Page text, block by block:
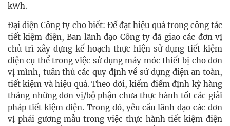
kWh.
Đại diện Công ty cho biết: Để đạt hiệu quả trong công tác
tiết kiệm điện, Ban lãnh đạo Công ty đã giao các đơn vị
chủ trì xây dựng kế hoạch thực hiện sử dụng tiết kiệm
điện cụ thể trong việc sử dụng máy móc thiết bị cho đơn
vị mình, tuân thủ các quy định về sử dụng điện an toàn,
tiết kiệm và hiệu quả. Theo dõi, kiểm điểm định kỳ hàng
tháng những đơn vị/bộ phận chưa thực hành tốt các giải
pháp tiết kiệm điện. Trong đó, yêu cầu lãnh đạo các đơn
vị phải gương mẫu trong việc thực hành tiết kiệm điện